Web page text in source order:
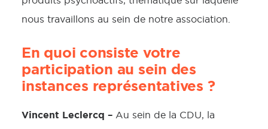
nous travaillons au sein de notre association.
En quoi consiste votre
participation au sein des
instances représentatives ?
Vincent Leclercq – Au sein de la CDU, la